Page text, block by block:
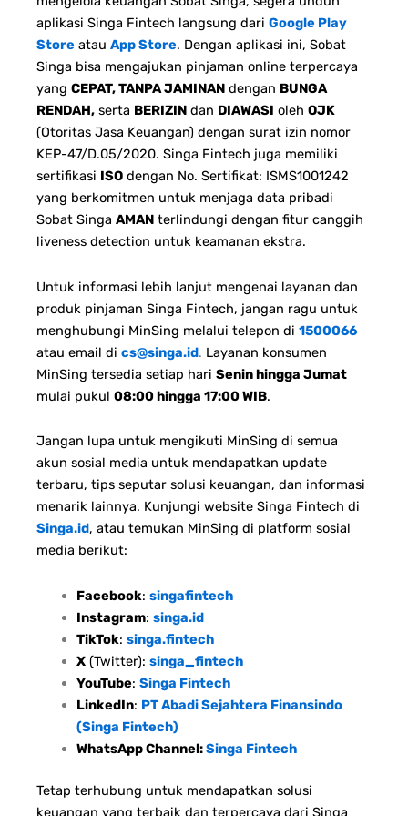
aplikasi Singa Fintech langsung dari Google Play
Store atau App Store. Dengan aplikasi ini, Sobat
Singa bisa mengajukan pinjaman online terpercaya
yang CEPAT, TANPA JAMINAN dengan BUNGA
RENDAH, serta BERIZIN dan DIAWASI oleh OJK
(Otoritas Jasa Keuangan) dengan surat izin nomor
KEP-47/D.05/2020. Singa Fintech juga memiliki
sertifikasi ISO dengan No. Sertifikat: ISMS1001242
yang berkomitmen untuk menjaga data pribadi
Sobat Singa AMAN terlindungi dengan fitur canggih
liveness detection untuk keamanan ekstra.
Untuk informasi lebih lanjut mengenai layanan dan
produk pinjaman Singa Fintech, jangan ragu untuk
menghubungi MinSing melalui telepon di 1500066
atau email di cs@singa.id. Layanan konsumen
MinSing tersedia setiap hari Senin hingga Jumat
mulai pukul 08:00 hingga 17:00 WIB.
Jangan lupa untuk mengikuti MinSing di semua
akun sosial media untuk mendapatkan update
terbaru, tips seputar solusi keuangan, dan informasi
menarik lainnya. Kunjungi website Singa Fintech di
Singa.id, atau temukan MinSing di platform sosial
media berikut:
Facebook: singafintech
Instagram: singa.id
TikTok: singa.fintech
X(Twitter): singa_fintech
YouTube: Singa Fintech
LinkedIn: PT Abadi Sejahtera Finansindo
(Singa Fintech)
WhatsApp Channel:Singa Fintech
Tetap terhubung untuk mendapatkan solusi
keuangan yang terbaik dan terpercaya dari Singa